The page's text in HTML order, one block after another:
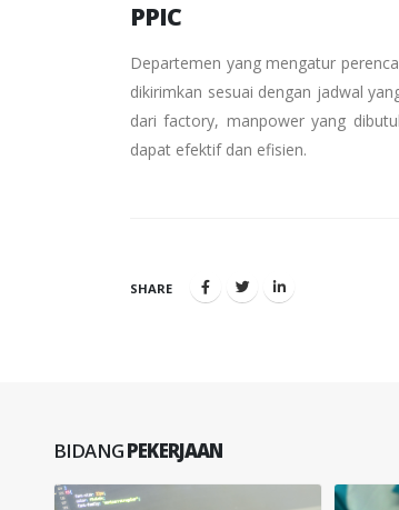
PPIC
Departemen yang mengatur
dikirimkan sesuai dengan jadwal
dari factory, manpower yang
dapat efektif dan efisien.
SHARE
BIDANGPEKERJAAN